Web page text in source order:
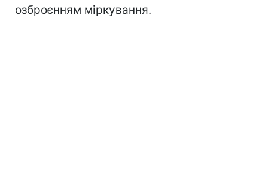
озброєнням міркування.